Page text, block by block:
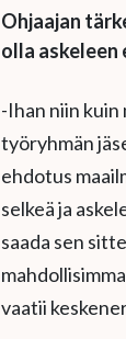
Ohjaajan
olla askeleen
-Ihan niin kuin
työryhmän
ehdotus
selkeä ja
saada sen
vaatii